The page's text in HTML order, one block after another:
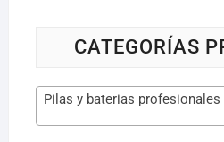
CATEGORÍAS
Pilas y baterias